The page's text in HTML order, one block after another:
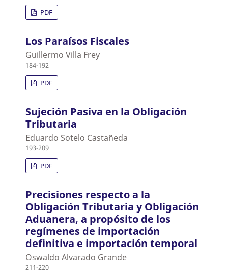
PDF
Los Paraísos Fiscales
Guillermo Villa Frey
184-192
PDF
Sujeción Pasiva en la Obligación
Tributaria
Eduardo Sotelo Castañeda
193-209
PDF
Precisiones respecto a la
Obligación Tributaria y Obligación
Aduanera, a propósito de los
regímenes de importación
definitiva e importación temporal
Oswaldo Alvarado Grande
211-220